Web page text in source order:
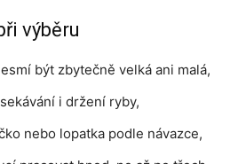
výběru
být zbytečně velká ani malá,
i držení ryby,
nebo lopatka podle návazce,